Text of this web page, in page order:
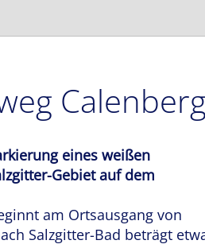
eines weißen
Gebiet auf dem
am Ortsausgang von
Salzgitter-Bad beträgt